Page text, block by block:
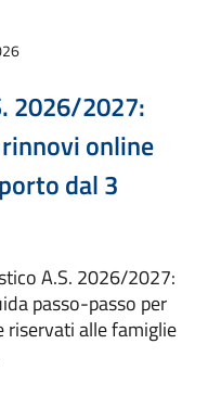
2026/2027:
online
dal 3
A.S. 2026/2027:
passo-passo per
riservati alle famiglie